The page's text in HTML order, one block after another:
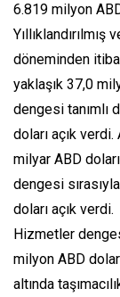
6.819 milyon
döneminden
yaklaşık 37,0
dengesi tanımlı
doları açık
milyar ABD
dengesi
doları açık verdi.
Hizmetler
milyon ABD
altında